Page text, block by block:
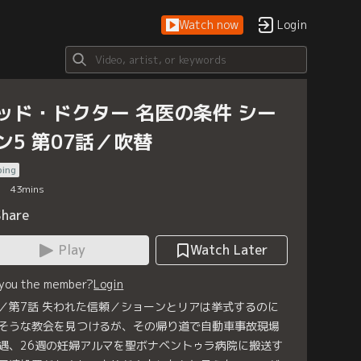
Watch now Login
ド・ドクター 名医の条件 シー
5 第07話／吹替
43mins
Play
Watch Later
the member?Login
第7話 失われた信頼／ショーンとリアは挙式するのに
うな教会を見つけるが、その帰り道で自動車事故現場
、26週の妊婦アルマを聖ボナベントゥラ病院に搬送す